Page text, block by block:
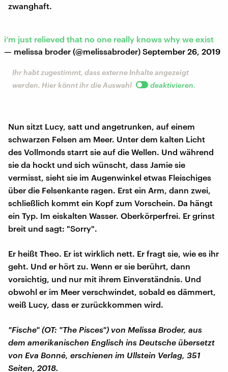
zwanghaft.
i’m just relieved that no one really knows why we exist
— melissa broder (@melissabroder) September 26, 2019
Ihr habt zugestimmt, dass externe Inhalte angezeigt
werden. Hier könnt ihr die Auswahl
deaktivieren.
Nun sitzt Lucy, satt und angetrunken, auf einem
schwarzen Felsen am Meer. Unter dem kalten Licht
des Vollmonds starrt sie auf die Wellen. Und während
sie da hockt und sich wünscht, dass Jamie sie
vermisst, sieht sie im Augenwinkel etwas Fleischiges
über die Felsenkante ragen. Erst ein Arm, dann zwei,
schließlich kommt ein Kopf zum Vorschein. Da hängt
ein Typ. Im eiskalten Wasser. Oberkörperfrei. Er grinst
breit und sagt: "Sorry".
Er heißt Theo. Er ist wirklich nett. Er fragt sie, wie es ihr
geht. Und er hört zu. Wenn er sie berührt, dann
vorsichtig, und nur mit ihrem Einverständnis. Und
obwohl er im Meer verschwindet, sobald es dämmert,
weiß Lucy, dass er zurückkommen wird.
"Fische" (OT: "The Pisces") von Melissa Broder, aus
dem amerikanischen Englisch ins Deutsche übersetzt
von Eva Bonné, erschienen im Ullstein Verlag, 351
Seiten, 2018.